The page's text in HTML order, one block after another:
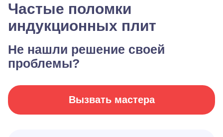
Частые поломки
индукционных плит
Не нашли решение своей
проблемы?
Вызвать мастера